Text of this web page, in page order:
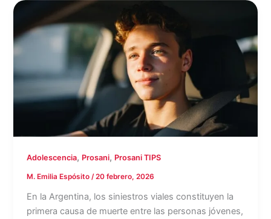
Adolescencia, Prosani, Prosani TIPS
M. Emilia Espósito/20 febrero, 2026
En la Argentina, los siniestros viales constituyen la
primera causa de muerte entre las personas jóvenes,